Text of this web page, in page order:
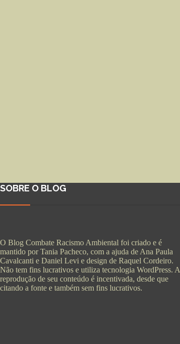
SOBRE O BLOG
O Blog Combate Racismo Ambiental foi criado e é
mantido por Tania Pacheco, com a ajuda de Ana Paula
Cavalcanti e Daniel Levi e design de Raquel Cordeiro.
Não tem fins lucrativos e utiliza tecnologia WordPress. A
reprodução de seu conteúdo é incentivada, desde que
citando a fonte e também sem fins lucrativos.